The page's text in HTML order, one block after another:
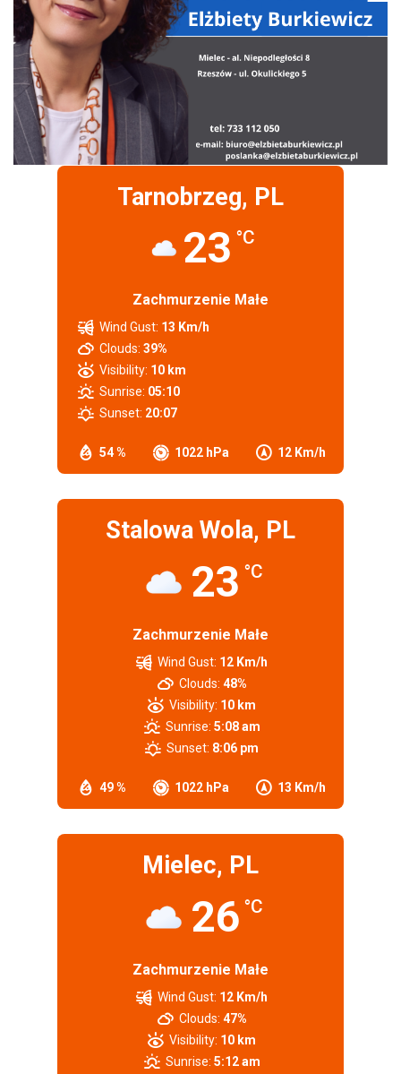
Tarnobrzeg, PL
23 °C
Zachmurzenie Małe
54 % 1022 hPa 12 Km/h
Wind Gust: 13 Km/h
Clouds: 39%
Visibility: 10 km
Sunrise: 05:10
Sunset: 20:07
Stalowa Wola, PL
23 °C
Zachmurzenie Małe
49 % 1022 hPa 13 Km/h
Wind Gust: 12 Km/h
Clouds: 48%
Visibility: 10 km
Sunrise: 5:08 am
Sunset: 8:06 pm
Mielec, PL
26 °C
Zachmurzenie Małe
Wind Gust: 12 Km/h
Clouds: 47%
Visibility: 10 km
Sunrise: 5:12 am